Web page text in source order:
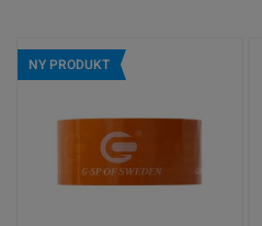
NY PRODUKT